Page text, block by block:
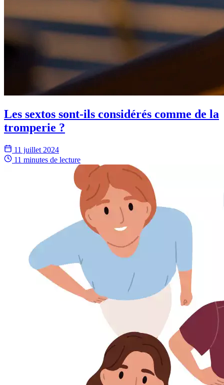
Les sextos sont-ils considérés comme de la
tromperie ?
11 juillet 2024
11 minutes de lecture